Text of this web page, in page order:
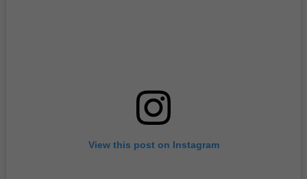
View this post on Instagram